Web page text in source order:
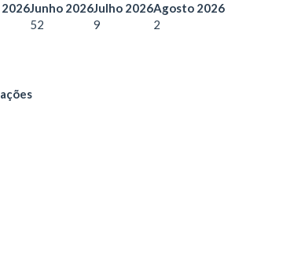
Junho 2026Julho 2026Agosto 2026
52 9 2